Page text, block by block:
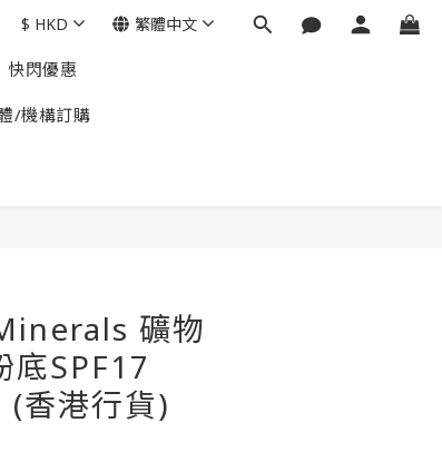
快閃優惠
/機構訂購
$ HKD 繁體中文
礦物
底SPF17
香港行貨)